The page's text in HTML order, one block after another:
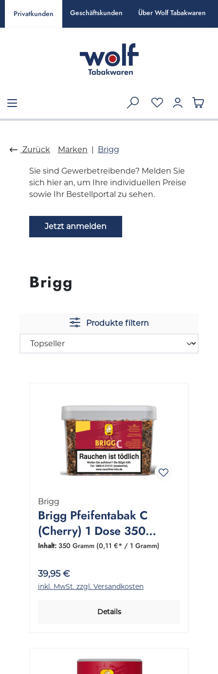
springen
Privatkunden Geschäftskunden Über Wolf Tabakwaren
Zurück Marken Brigg
Brigg
Sie sind Gewerbetreibende? Melden Sie
sich hier an, um Ihre individuellen Preise
sowie Ihr Bestellportal zu sehen.
Jetzt anmelden
Produkte filtern
Brigg
Brigg Pfeifentabak C
(Cherry) 1 Dose 350
Gramm
Inhalt: 350 Gramm (0,11 €* / 1 Gramm)
39,95 €
inkl. MwSt. zzgl. Versandkosten
Details